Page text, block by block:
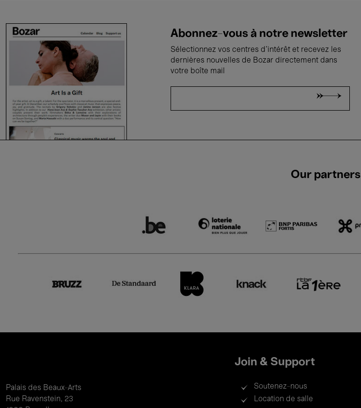
Abonnez-vous à notre newsletter
Sélectionnez vos centres d'intérêt et recevez les
dernières nouvelles de Bozar directement dans
votre boîte mail
Our partners
Palais des Beaux-Arts
Rue Ravenstein, 23
Join & Support
Soutenez-nous
Location de salle